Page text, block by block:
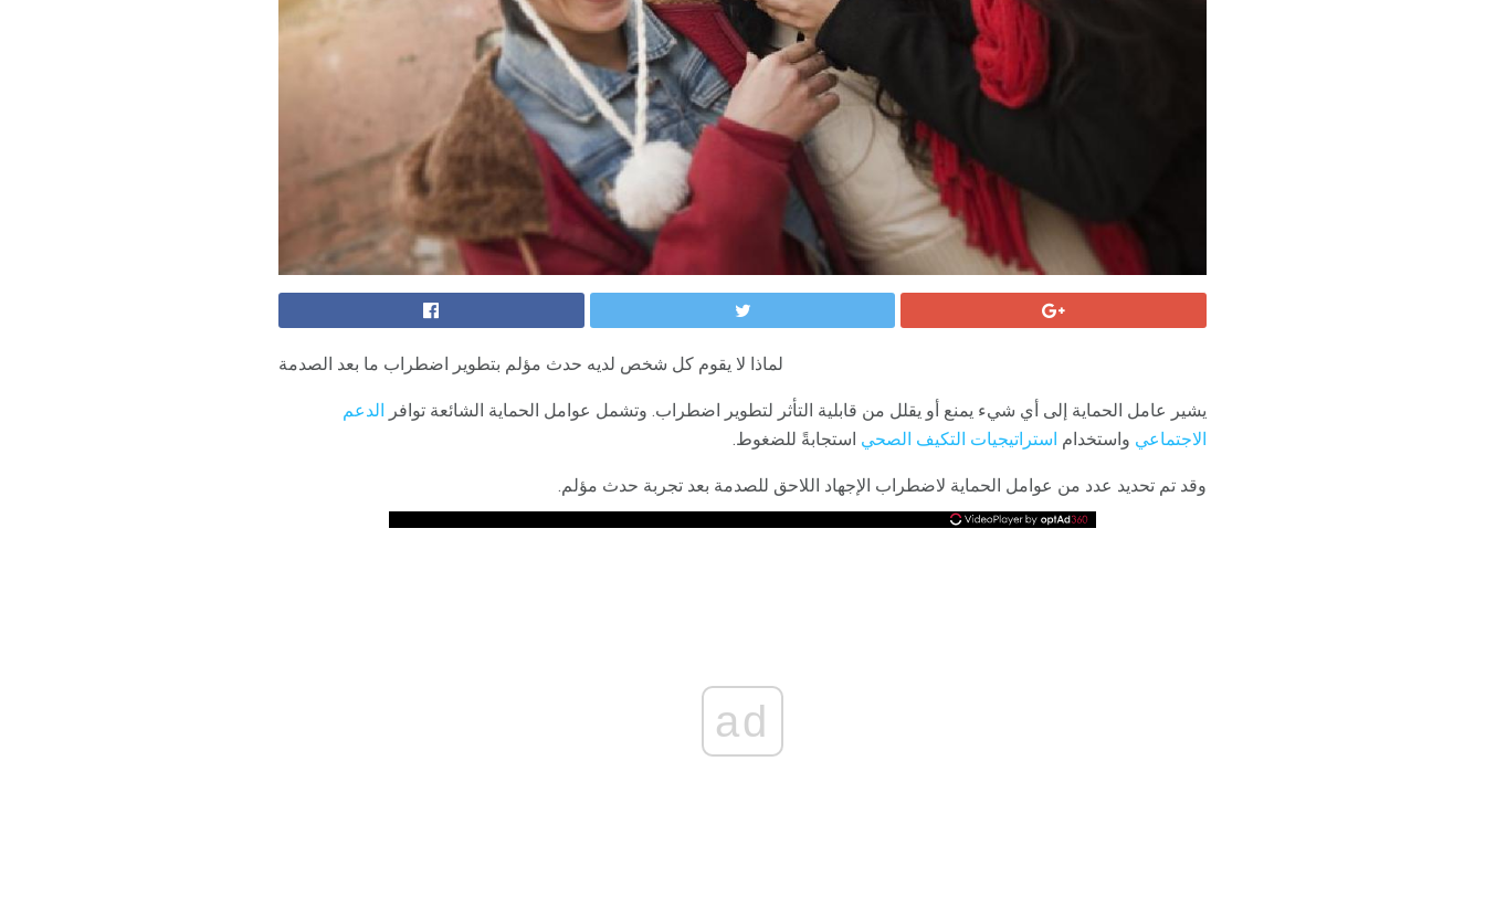
لماذا لا يقوم كل شخص لديه حدث مؤلم بتطوير اضطراب ما بعد الصدمة
يشير عامل الحماية إلى أي شيء يمنع أو يقلل من قابلية التأثر لتطوير اضطراب. وتشمل عوامل الحماية الشائعة توافر الدعم
الاجتماعي واستخدام استراتيجيات التكيف الصحي استجابةً للضغوط.
وقد تم تحديد عدد من عوامل الحماية لاضطراب الإجهاد اللاحق للصدمة بعد تجربة حدث مؤلم.
ad